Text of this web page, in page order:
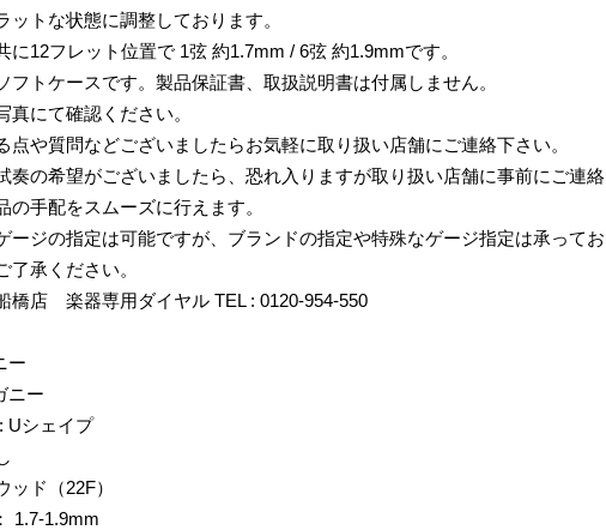
ットな状態に調整しております。
に12フレット位置で 1弦 約1.7mm / 6弦 約1.9mmです。
フトケースです。製品保証書、取扱説明書は付属しません。
真にて確認ください。
点や質問などございましたらお気軽に取り扱い店舗にご連絡下さい。
奏の希望がございましたら、恐れ入りますが取り扱い店舗に事前にご連絡
の手配をスムーズに行えます。
ージの指定は可能ですが、ブランドの指定や特殊なゲージ指定は承ってお
了承ください。
店 楽器専用ダイヤル TEL : 0120-954-550
ー
ニー
Uシェイプ
ッド（22F）
1.7-1.9mm